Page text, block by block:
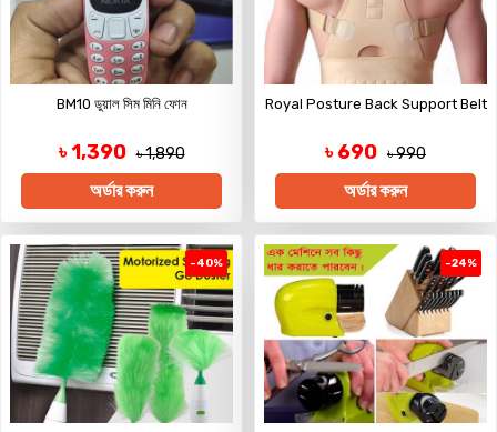
BM10 ডুয়াল সিম মিনি ফোন
৳ 1,390 ৳ 1,890
অর্ডার করুন
Royal Posture Back Support Belt
৳ 690 ৳ 990
অর্ডার করুন
-40% -24%